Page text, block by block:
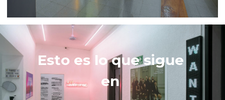
Esto es lo que sigue
en